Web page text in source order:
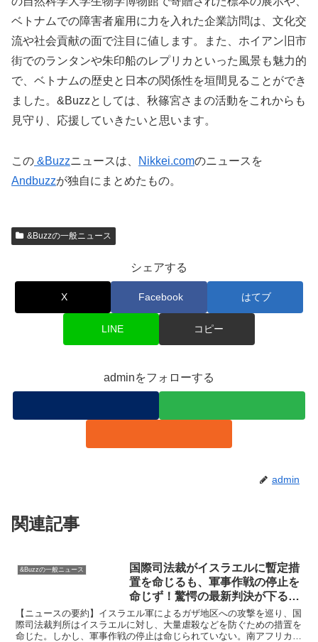
ベトナムでの障害者雇用に力を入れた企業訪問は、文化交
流や社会貢献の面で注目に値します。また、ホイアン旧市
街でのランタンや朱印船のレプリカといった風景も魅力的
で、ベトナムの歴史と日本の関係性を垣間見ることができ
ました。&Buzzとしては、秋篠宮さまの活動をこれからも
見守り、応援していきたいと思います。
この &Buzzニュースは、 Nikkei.comのニュースを
Andbuzzが独自にまとめたもの。
&Buzzの一般ニュース
シェアする
X Facebook はてブ
LINE コピー
adminをフォローする
admin
関連記事
&Buzzの一般ニュース
国際司法裁がイスラエルに暫定措
置を命じるも、軍事作戦の停止を
命じず！驚愕の最新判決が下る！
【&Buzzの口コミニュース】
【ニュースの要約】イスラエル軍によるガザ地区への攻撃を巡り、国
際司法裁判所はイスラエルに対し、大量虐殺などを防ぐための措置を
命じた。しかし、軍事作戦の停止は命じられていない。南アフリカは